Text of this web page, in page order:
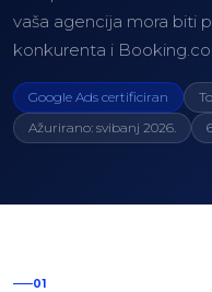
vaša agencija mora biti
konkurenta i
Google Ads certificiran
Ažurirano: svibanj 2026.
01